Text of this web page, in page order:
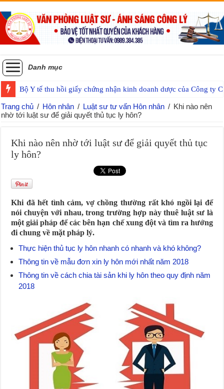
Danh mục
Bộ Y tế thu hồi giấy chứng nhận kinh doanh dược của Công ty
Trang chủ / Hôn nhân / Luật sư tư vấn Hôn nhân / Khi nào nên
nhờ tới luật sư để giải quyết thủ tục ly hôn?
Khi nào nên nhờ tới luật sư để giải quyết thủ tục
ly hôn?
Khi đã hết tình cảm, vợ chồng thường rất khó ngồi lại để
nói chuyện với nhau, trong trường hợp này thuê luật sư là
một giải pháp để các bên hạn chế xung đột và tìm ra hướng
đi chung về mặt pháp lý.
Thực hiện thủ tục ly hôn nhanh có nhanh và khó không?
Thông tin về mẫu đơn xin ly hôn mới nhất năm 2018
Thông tin về cách chia tài sản khi ly hôn theo quy định năm
2018